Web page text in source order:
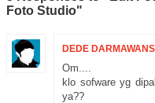
Foto Studio"
DEDE
Om....
klo sofware yg
ya??